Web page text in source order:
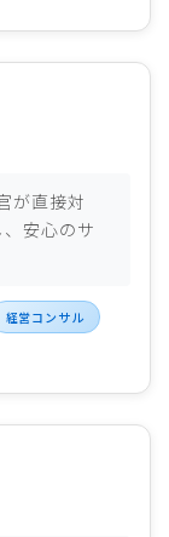
が直接対
安心のサ
経営コンサル